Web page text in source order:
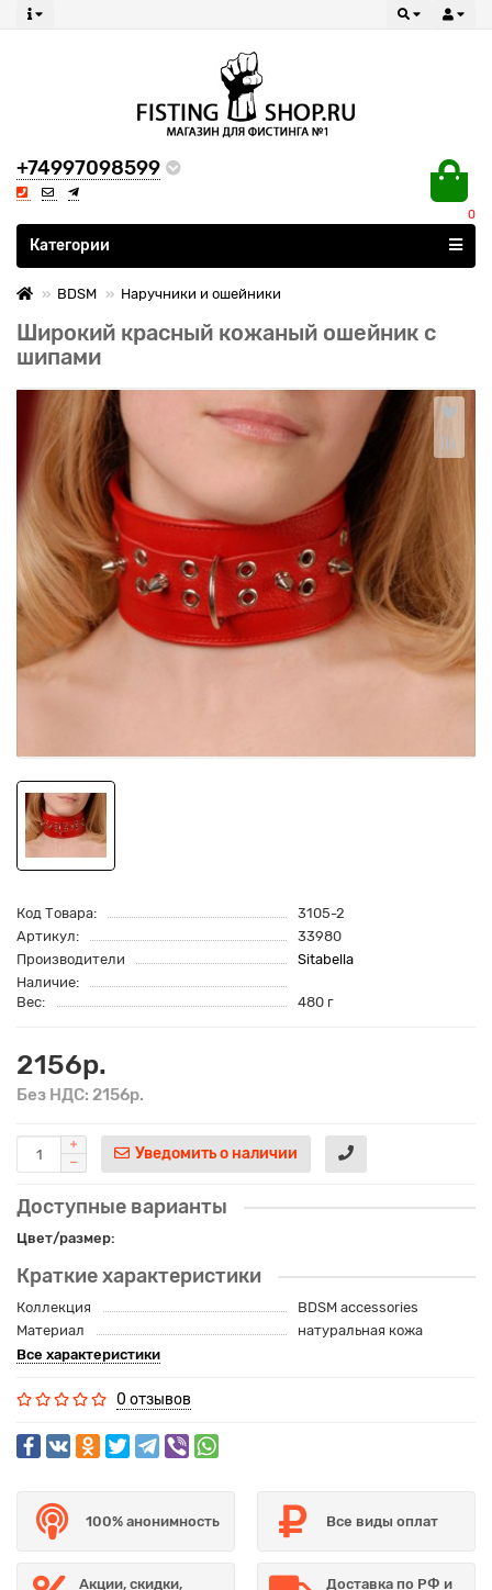
+74997098599
0
Все категории
Категории
BDSM Наручники и ошейники
Широкий красный кожаный ошейник с
шипами
Код Товара:
3105-2
Артикул:
33980
Производители
Sitabella
Наличие:
Вес:
480 г
2156р.
Без НДС: 2156р.
Уведомить о наличии
Доступные варианты
Цвет/размер:
Краткие характеристики
Коллекция
BDSM accessories
Материал
натуральная кожа
Все характеристики
0 отзывов
100% анонимность Все виды оплат
Акции, скидки,
Доставка по РФ и